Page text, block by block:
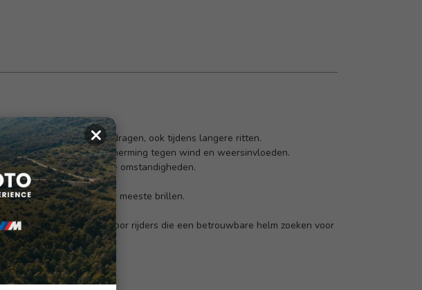
voor comfortabel dragen, ook tijdens langere ritten.
voor maximale bescherming tegen wind en weersinvloeden.
zicht houdt onder alle omstandigheden.
helm geschikt voor de meeste brillen.
een ideale keuze voor rijders die een betrouwbare helm zoeken voor
×